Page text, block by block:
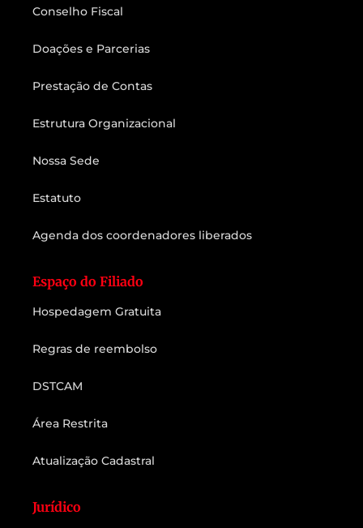
Conselho Fiscal
Doações e Parcerias
Prestação de Contas
Estrutura Organizacional
Nossa Sede
Estatuto
Agenda dos coordenadores liberados
Espaço do Filiado
Hospedagem Gratuita
Regras de reembolso
DSTCAM
Área Restrita
Atualização Cadastral
Jurídico